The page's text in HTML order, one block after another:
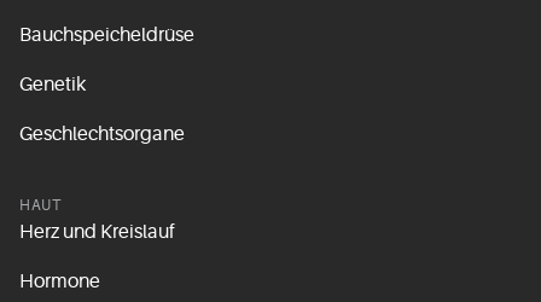
Bauchspeicheldrüse
Genetik
Geschlechtsorgane
HAUT
Herz und Kreislauf
Hormone